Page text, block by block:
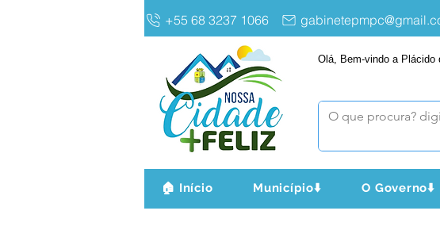
+55 68 3237 1066
Olá, Bem-vindo a Plácido
🏠 Início Município⬇️ O Governo⬇️